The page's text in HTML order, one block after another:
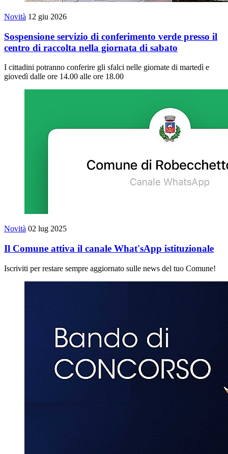
Novità 12 giu 2026
Sospensione servizio di conferimento verde presso il
centro di raccolta nella giornata di sabato
I cittadini potranno conferire gli sfalci nelle giornate di martedì e
giovedì dalle ore 14.00 alle ore 18.00
Novità 02 lug 2025
Il Comune attiva il canale What'sApp istituzionale
Iscriviti per restare sempre aggiornato sulle news del tuo Comune!